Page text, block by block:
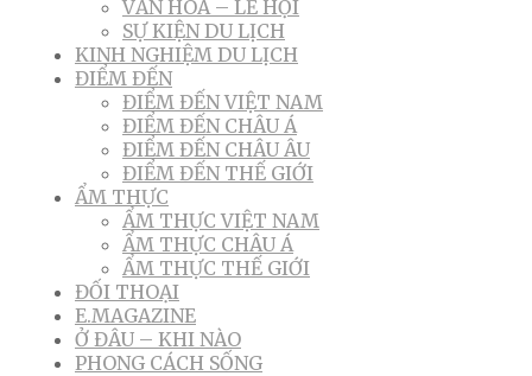
VĂN HÓA – LỄ HỘI
SỰ KIỆN DU LỊCH
KINH NGHIỆM DU LỊCH
ĐIỂM ĐẾN
ĐIỂM ĐẾN VIỆT NAM
ĐIỂM ĐẾN CHÂU Á
ĐIỂM ĐẾN CHÂU ÂU
ĐIỂM ĐẾN THẾ GIỚI
ẨM THỰC
ẨM THỰC VIỆT NAM
ẨM THỰC CHÂU Á
ẨM THỰC THẾ GIỚI
ĐỐI THOẠI
E.MAGAZINE
Ở ĐÂU – KHI NÀO
PHONG CÁCH SỐNG